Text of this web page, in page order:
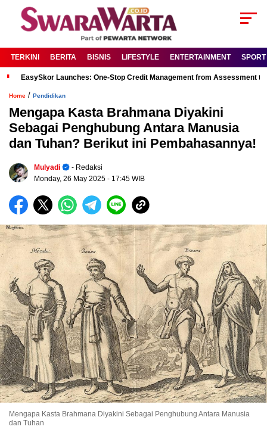
TERKINI BERITA BISNIS LIFESTYLE ENTERTAINMENT SPORT
EasySkor Launches: One-Stop Credit Management from Assessment
Home / Pendidikan
Mengapa Kasta Brahmana Diyakini
Sebagai Penghubung Antara Manusia
dan Tuhan? Berikut ini Pembahasannya!
Mulyadi
- Redaksi
Monday, 26 May 2025 - 17:45 WIB
Mengapa Kasta Brahmana Diyakini Sebagai Penghubung Antara Manusia
dan Tuhan